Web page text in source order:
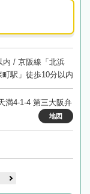
内 / 京阪線「北浜
駅」徒歩10分以内
満4-1-4 第三大阪弁
地図